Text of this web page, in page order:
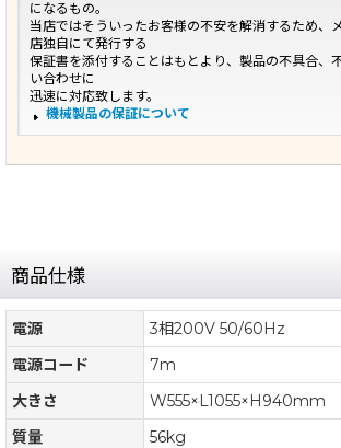
になるもの。
当店ではそういったお客様の不安を解消するため、
店独自にて発行する
保証書を添付することはもとより、製品の不具合、
い合わせに
迅速に対応致します。
機械製品の保証について
商品仕様
電源
3相200V 50/60Hz
電源コード
7m
大きさ
W555×L1055×H940mm
質量
56kg